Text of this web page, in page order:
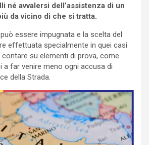
né avvalersi dell’assistenza di un
da vicino di che si tratta.
può essere impugnata e la scelta del
effettuata specialmente in quei casi
su elementi di prova, come
a far venire meno ogni accusa di
della Strada.